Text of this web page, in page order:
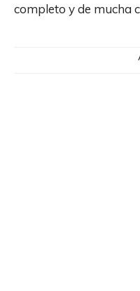
completo y de mucha